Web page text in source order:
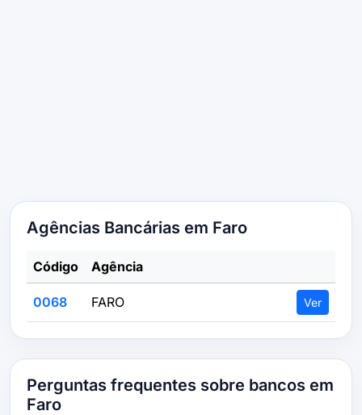
Agências Bancárias em Faro
Código Agência
0068 FARO Ver
Perguntas frequentes sobre bancos em
Faro